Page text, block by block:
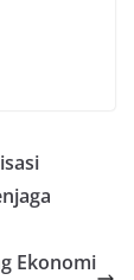
Ekonomi